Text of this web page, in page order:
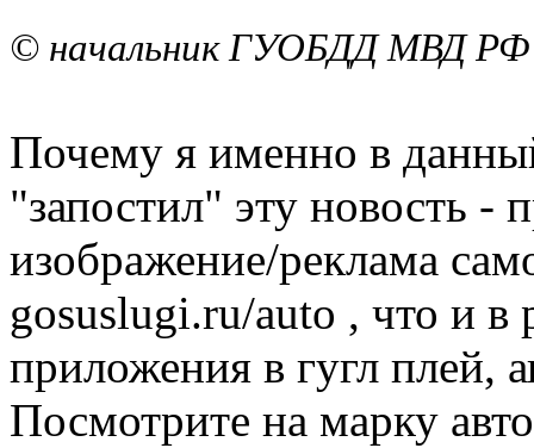
© начальник ГУОБДД МВД РФ
Почему я именно в
"запостил" эту новость -
изображение/реклама
gosuslugi.ru/auto , что и в
приложения в гугл плей,
Посмотрите на марку